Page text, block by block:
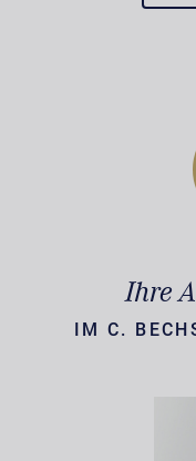
Ihre
IM C.